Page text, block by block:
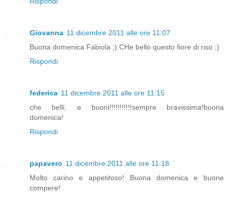
Giovanna 11 dicembre 2011 alle ore 11:07
Buona domenica Fabiola ;) CHe bello questo fiore di riso ;)
Rispondi
federica 11 dicembre 2011 alle ore 11:15
che belli, e buoni!!!!!!!!!!!sempre bravissima!buona
domenica!
Rispondi
papavero 11 dicembre 2011 alle ore 11:18
Molto carino e appetitoso! Buona domenica e buone
compere!